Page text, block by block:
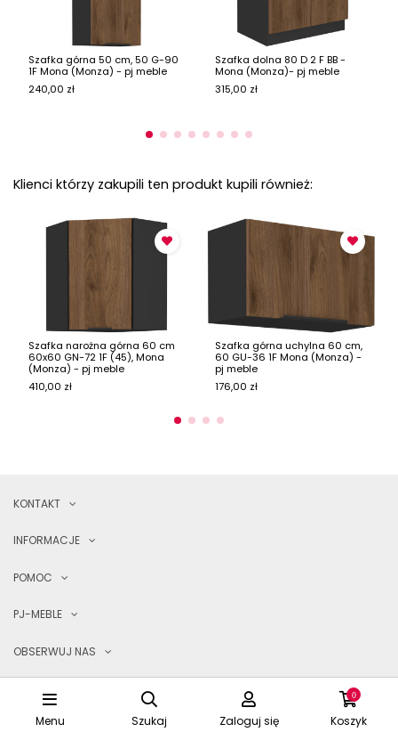
Menu Szukaj Zaloguj się
0
Koszyk
Szafka górna 50 cm, 50 G-90
1F Mona (Monza) - pj meble
240,00 zł
Szafka dolna 80 D 2 F BB -
Mona (Monza)- pj meble
315,00 zł
Klienci którzy zakupili ten produkt kupili również:
Szafka narożna górna 60 cm
60x60 GN-72 1F (45), Mona
(Monza) - pj meble
410,00 zł
Szafka górna uchylna 60 cm,
60 GU-36 1F Mona (Monza) -
pj meble
176,00 zł
KONTAKT
INFORMACJE
POMOC
PJ-MEBLE
OBSERWUJ NAS